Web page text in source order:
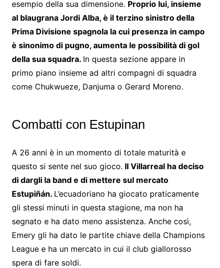
esempio della sua dimensione. Proprio lui, insieme
al blaugrana Jordi Alba, è il terzino sinistro della
Prima Divisione spagnola la cui presenza in campo
è sinonimo di pugno, aumenta le possibilità di gol
della sua squadra. In questa sezione appare in
primo piano insieme ad altri compagni di squadra
come Chukwueze, Danjuma o Gerard Moreno.
Combatti con Estupinan
A 26 anni è in un momento di totale maturità e
questo si sente nel suo gioco. Il Villarreal ha deciso
di dargli la band e di mettere sul mercato
Estupiñán. L’ecuadoriano ha giocato praticamente
gli stessi minuti in questa stagione, ma non ha
segnato e ha dato meno assistenza. Anche così,
Emery gli ha dato le partite chiave della Champions
League e ha un mercato in cui il club giallorosso
spera di fare soldi.